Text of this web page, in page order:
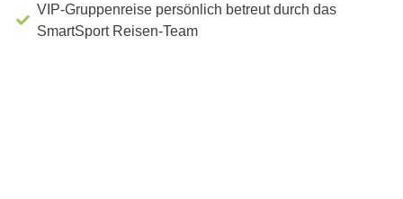
VIP-Gruppenreise persönlich betreut durch das
SmartSport Reisen-Team